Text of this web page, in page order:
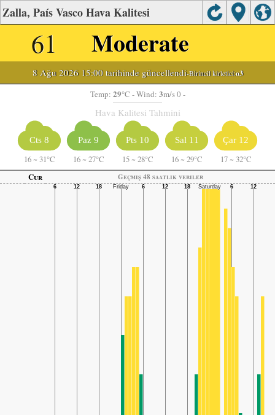
Zalla, País Vasco Hava Kalitesi
61 Moderate
8 Ağu 2026 15:00 tarihinde güncellendi-Birincil kirletici:o3
Temp: 29°C - Wind: 3m/s 0 -
Hava Kalitesi Tahmini
Cts 8
16 ~ 31°C
Paz 9
16 ~ 27°C
Pts 10
15 ~ 28°C
Sal 11
16 ~ 29°C
Çar 12
17 ~ 32°C
Cur
Geçmiş 48 saatlik veriler